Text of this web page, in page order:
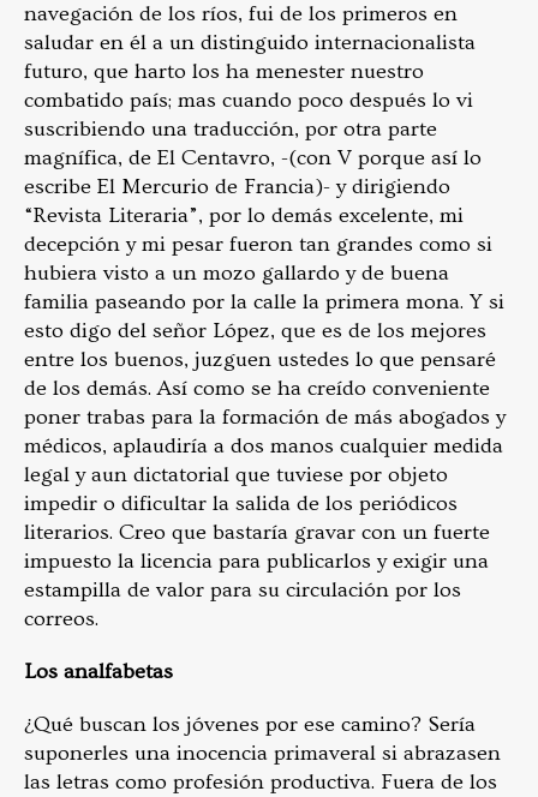
navegación de los ríos, fui de los primeros en
saludar en él a un distinguido internacionalista
futuro, que harto los ha menester nuestro
combatido país; mas cuando poco después lo vi
suscribiendo una traducción, por otra parte
magnífica, de El Centavro, -(con V porque así lo
escribe El Mercurio de Francia)- y dirigiendo
“Revista Literaria”, por lo demás excelente, mi
decepción y mi pesar fueron tan grandes como si
hubiera visto a un mozo gallardo y de buena
familia paseando por la calle la primera mona. Y si
esto digo del señor López, que es de los mejores
entre los buenos, juzguen ustedes lo que pensaré
de los demás. Así como se ha creído conveniente
poner trabas para la formación de más abogados y
médicos, aplaudiría a dos manos cualquier medida
legal y aun dictatorial que tuviese por objeto
impedir o dificultar la salida de los periódicos
literarios. Creo que bastaría gravar con un fuerte
impuesto la licencia para publicarlos y exigir una
estampilla de valor para su circulación por los
correos.
Los analfabetas
¿Qué buscan los jóvenes por ese camino? Sería
suponerles una inocencia primaveral si abrazasen
las letras como profesión productiva. Fuera de los